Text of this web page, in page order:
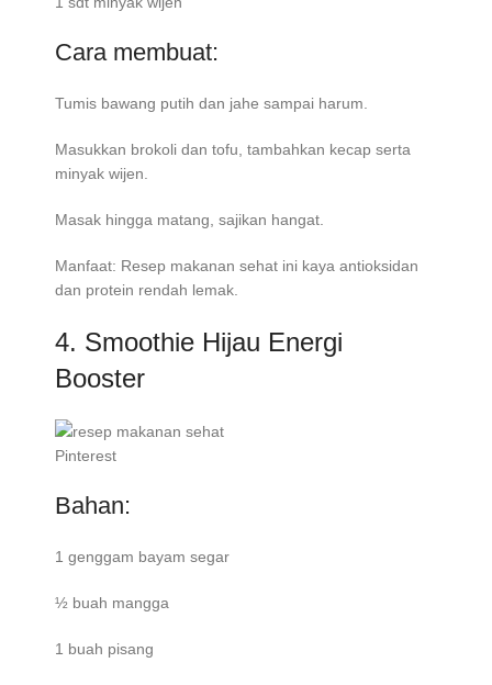
Cara membuat:
Tumis bawang putih dan jahe sampai harum.
Masukkan brokoli dan tofu, tambahkan kecap serta
minyak wijen.
Masak hingga matang, sajikan hangat.
Manfaat: Resep makanan sehat ini kaya antioksidan
dan protein rendah lemak.
4. Smoothie Hijau Energi
Booster
Pinterest
Bahan:
1 genggam bayam segar
½ buah mangga
1 buah pisang